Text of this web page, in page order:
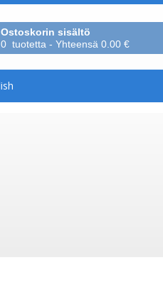
Ostoskorin sisältö
0 tuotetta - Yhteensä 0.00 €